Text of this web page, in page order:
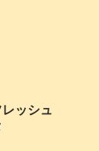
ッシュ